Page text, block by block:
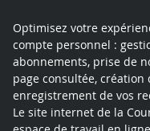
Optimisez votre
compte personnel :
abonnements, prise de
page consultée,
enregistrement de vos
Le site internet de la